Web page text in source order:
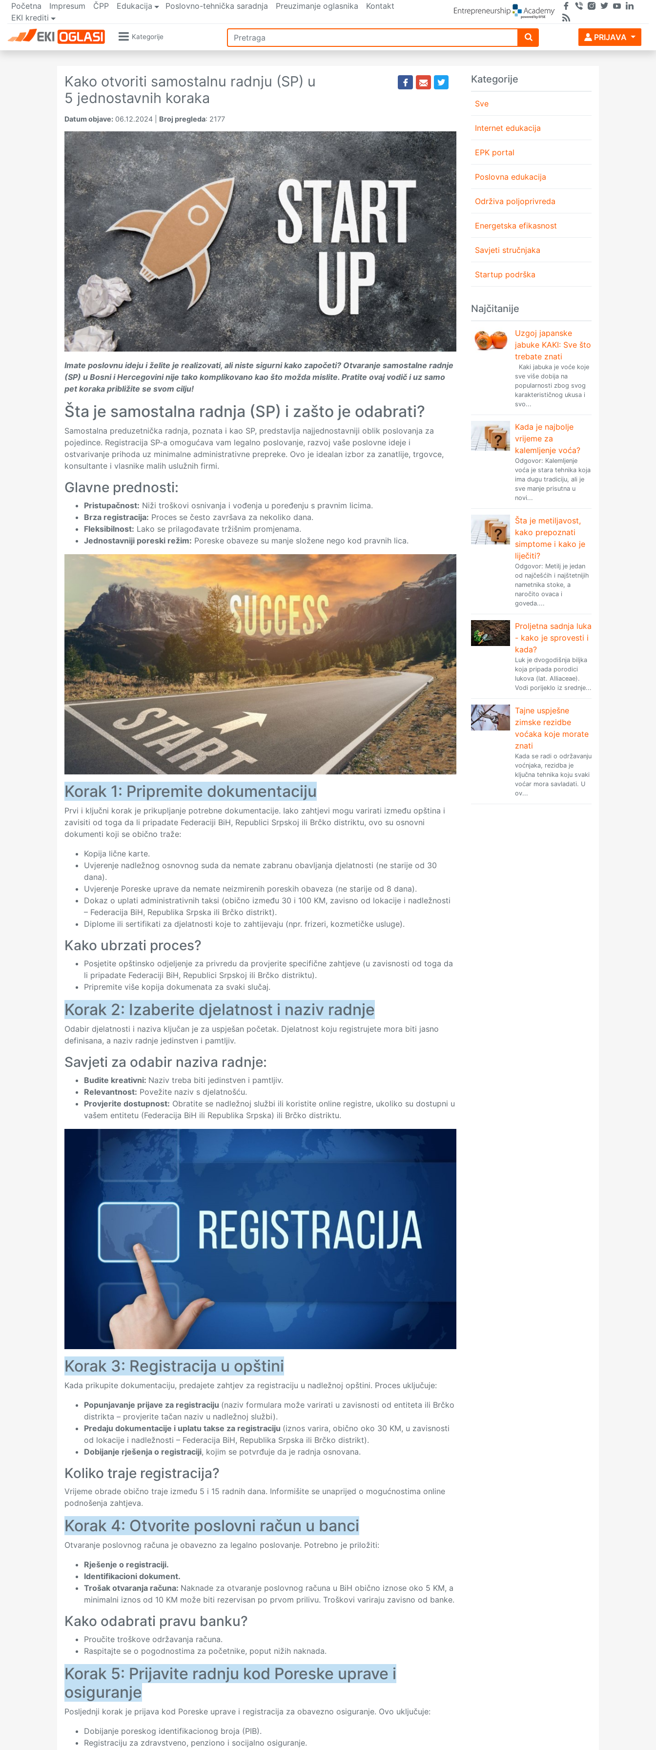
Početna Impresum ČPP Edukacija Poslovno-tehnička saradnja Preuzimanje oglasnika
Kontakt
EKI krediti
Kategorije PRIJAVA
Kako otvoriti samostalnu radnju (SP) u
5 jednostavnih koraka
Datum objave: 06.12.2024 Broj pregleda: 2177
Imate poslovnu ideju i želite je realizovati, ali niste sigurni kako započeti? Otvaranje samostalne radnje
(SP) u Bosni i Hercegovini nije tako komplikovano kao što možda mislite. Pratite ovaj vodič i uz samo
pet koraka približite se svom cilju!
Šta je samostalna radnja (SP) i zašto je odabrati?
Samostalna preduzetnička radnja, poznata i kao SP, predstavlja najjednostavniji oblik poslovanja za
pojedince. Registracija SP-a omogućava vam legalno poslovanje, razvoj vaše poslovne ideje i
ostvarivanje prihoda uz minimalne administrativne prepreke. Ovo je idealan izbor za zanatlije, trgovce,
konsultante i vlasnike malih uslužnih firmi.
Glavne prednosti:
Pristupačnost: Niži troškovi osnivanja i vođenja u poređenju s pravnim licima.
Brza registracija: Proces se često završava za nekoliko dana.
Fleksibilnost: Lako se prilagođavate tržišnim promjenama.
Jednostavniji poreski režim: Poreske obaveze su manje složene nego kod pravnih lica.
Korak 1: Pripremite dokumentaciju
Prvi i ključni korak je prikupljanje potrebne dokumentacije. Iako zahtjevi mogu varirati između opština i
zavisiti od toga da li pripadate Federaciji BiH, Republici Srpskoj ili Brčko distriktu, ovo su osnovni
dokumenti koji se obično traže:
Kopija lične karte.
Uvjerenje nadležnog osnovnog suda da nemate zabranu obavljanja djelatnosti (ne starije od 30
dana).
Uvjerenje Poreske uprave da nemate neizmirenih poreskih obaveza (ne starije od 8 dana).
Dokaz o uplati administrativnih taksi (obično između 30 i 100 KM, zavisno od lokacije i nadležnosti
– Federacija BiH, Republika Srpska ili Brčko distrikt).
Diplome ili sertifikati za djelatnosti koje to zahtijevaju (npr. frizeri, kozmetičke usluge).
Kako ubrzati proces?
Posjetite opštinsko odjeljenje za privredu da provjerite specifične zahtjeve (u zavisnosti od toga da
li pripadate Federaciji BiH, Republici Srpskoj ili Brčko distriktu).
Pripremite više kopija dokumenata za svaki slučaj.
Korak 2: Izaberite djelatnost i naziv radnje
Odabir djelatnosti i naziva ključan je za uspješan početak. Djelatnost koju registrujete mora biti jasno
definisana, a naziv radnje jedinstven i pamtljiv.
Savjeti za odabir naziva radnje:
Budite kreativni: Naziv treba biti jedinstven i pamtljiv.
Relevantnost: Povežite naziv s djelatnošću.
Provjerite dostupnost: Obratite se nadležnoj službi ili koristite online registre, ukoliko su dostupni u
vašem entitetu (Federacija BiH ili Republika Srpska) ili Brčko distriktu.
Korak 3: Registracija u opštini
Kada prikupite dokumentaciju, predajete zahtjev za registraciju u nadležnoj opštini. Proces uključuje:
Popunjavanje prijave za registraciju (naziv formulara može varirati u zavisnosti od entiteta ili Brčko
distrikta – provjerite tačan naziv u nadležnoj službi).
Predaju dokumentacije i uplatu takse za registraciju (iznos varira, obično oko 30 KM, u zavisnosti
od lokacije i nadležnosti – Federacija BiH, Republika Srpska ili Brčko distrikt).
Dobijanje rješenja o registraciji, kojim se potvrđuje da je radnja osnovana.
Koliko traje registracija?
Vrijeme obrade obično traje između 5 i 15 radnih dana. Informišite se unaprijed o mogućnostima online
podnošenja zahtjeva.
Korak 4: Otvorite poslovni račun u banci
Otvaranje poslovnog računa je obavezno za legalno poslovanje. Potrebno je priložiti:
Rješenje o registraciji.
Identifikacioni dokument.
Trošak otvaranja računa: Naknade za otvaranje poslovnog računa u BiH obično iznose oko 5 KM, a
minimalni iznos od 10 KM može biti rezervisan po prvom prilivu. Troškovi variraju zavisno od banke.
Kako odabrati pravu banku?
Proučite troškove održavanja računa.
Raspitajte se o pogodnostima za početnike, poput nižih naknada.
Korak 5: Prijavite radnju kod Poreske uprave i
osiguranje
Posljednji korak je prijava kod Poreske uprave i registracija za obavezno osiguranje. Ovo uključuje:
Dobijanje poreskog identifikacionog broja (PIB).
Registraciju za zdravstveno, penziono i socijalno osiguranje.
Kategorije
Sve
Internet edukacija
EPK portal
Poslovna edukacija
Održiva poljoprivreda
Energetska efikasnost
Savjeti stručnjaka
Startup podrška
Najčitanije
Uzgoj japanske
jabuke KAKI: Sve što
trebate znati
Kaki jabuka je voće koje
sve više dobija na
popularnosti zbog svog
karakterističnog ukusa i
svo...
Kada je najbolje
vrijeme za
kalemljenje voća?
Odgovor: Kalemljenje
voća je stara tehnika koja
ima dugu tradiciju, ali je
sve manje prisutna u
novi...
Šta je metiljavost,
kako prepoznati
simptome i kako je
liječiti?
Odgovor: Metilj je jedan
od najčešćih i najštetnijih
nametnika stoke, a
naročito ovaca i
goveda....
Proljetna sadnja luka
- kako je sprovesti i
kada?
Luk je dvogodišnja biljka
koja pripada porodici
lukova (lat. Alliaceae).
Vodi porijeklo iz srednje...
Tajne uspješne
zimske rezidbe
voćaka koje morate
znati
Kada se radi o održavanju
voćnjaka, rezidba je
ključna tehnika koju svaki
voćar mora savladati. U
ov...